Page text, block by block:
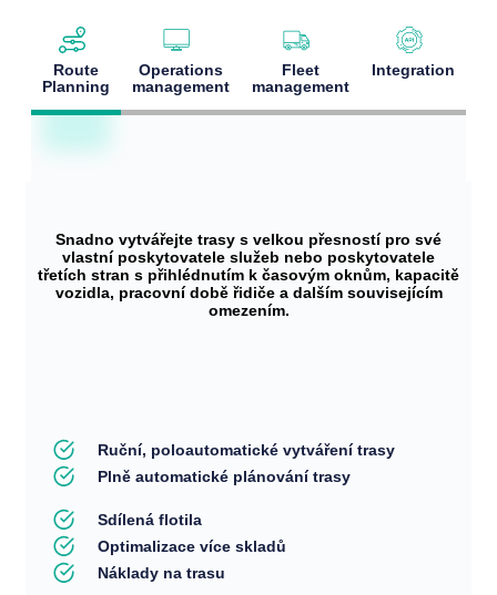
Route
Planning
Operations
management
Fleet
management
Integration
Snadno vytvářejte trasy s velkou přesností pro své
vlastní poskytovatele služeb nebo poskytovatele
třetích stran s přihlédnutím k časovým oknům, kapacitě
vozidla, pracovní době řidiče a dalším souvisejícím
omezením.
Ruční, poloautomatické vytváření trasy
Plně automatické plánování trasy
Sdílená flotila
Optimalizace více skladů
Náklady na trasu